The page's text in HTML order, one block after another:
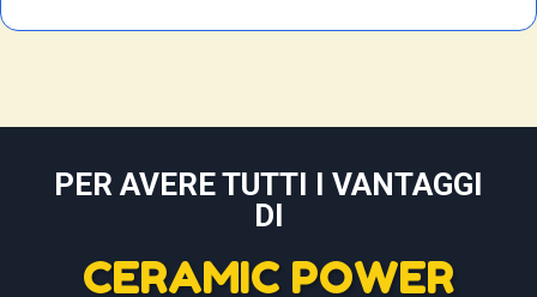
PER AVERE TUTTI I VANTAGGI
DI
CERAMIC POWER